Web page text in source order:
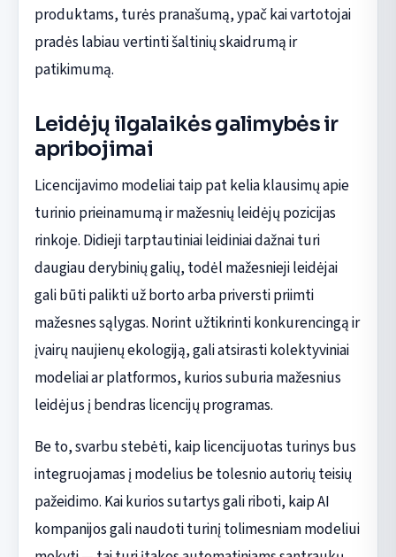
produktams, turės pranašumą, ypač kai vartotojai
pradės labiau vertinti šaltinių skaidrumą ir
patikimumą.
Leidėjų ilgalaikės galimybės ir
apribojimai
Licencijavimo modeliai taip pat kelia klausimų apie
turinio prieinamumą ir mažesnių leidėjų pozicijas
rinkoje. Didieji tarptautiniai leidiniai dažnai turi
daugiau derybinių galių, todėl mažesnieji leidėjai
gali būti palikti už borto arba priversti priimti
mažesnes sąlygas. Norint užtikrinti konkurencingą ir
įvairų naujienų ekologiją, gali atsirasti kolektyviniai
modeliai ar platformos, kurios suburia mažesnius
leidėjus į bendras licencijų programas.
Be to, svarbu stebėti, kaip licencijuotas turinys bus
integruojamas į modelius be tolesnio autorių teisių
pažeidimo. Kai kurios sutartys gali riboti, kaip AI
kompanijos gali naudoti turinį tolimesniam modeliui